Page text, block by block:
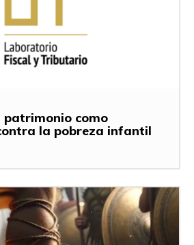
patrimonio como
la pobreza infantil